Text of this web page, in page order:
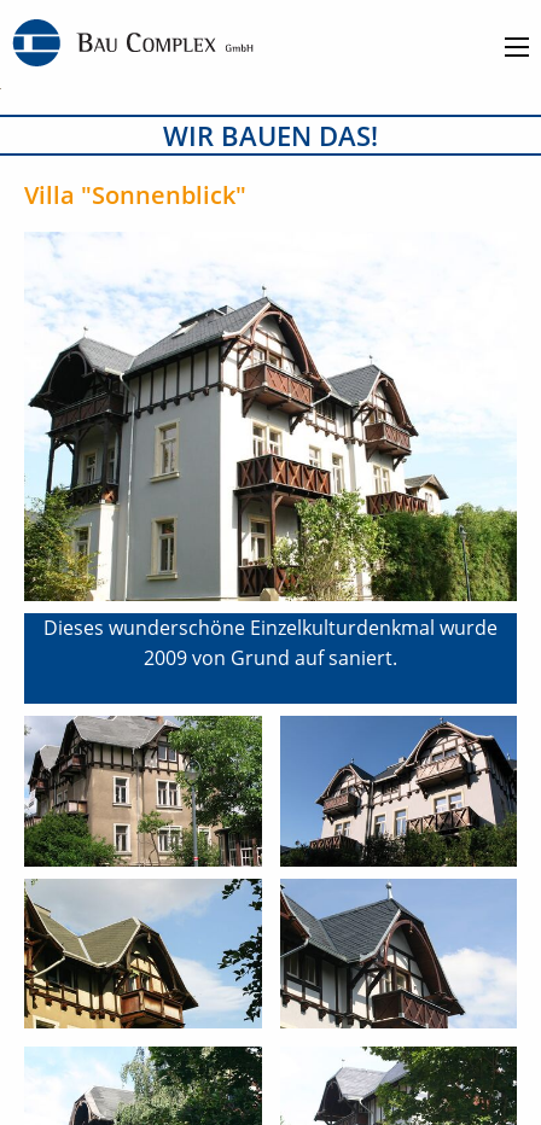
WIR BAUEN DAS!
Villa "Sonnenblick"
Dieses wunderschöne Einzelkulturdenkmal wurde
2009 von Grund auf saniert.